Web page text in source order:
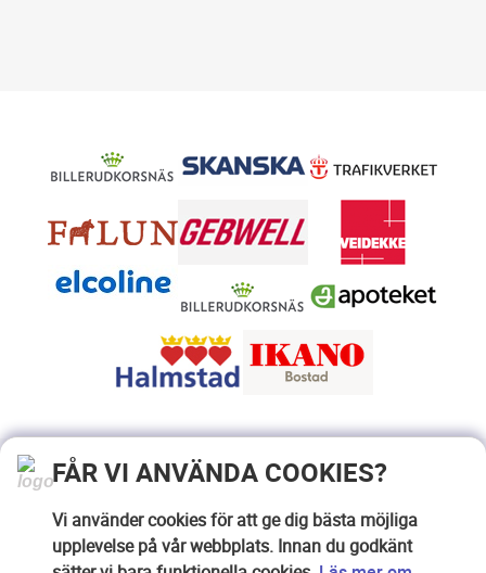
FÅR VI ANVÄNDA COOKIES?
Vi använder cookies för att ge dig bästa möjliga
upplevelse på vår webbplats. Innan du godkänt